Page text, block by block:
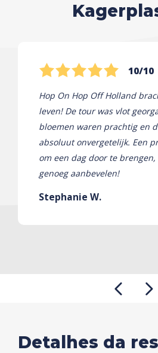
10/10
Hop On Hop Off Holland
leven! De tour was vlot
bloemen waren prachtig en
absoluut onvergetelijk. Een
om een ​​dag door te
genoeg aanbevelen!
Stephanie W.
Detalhes da